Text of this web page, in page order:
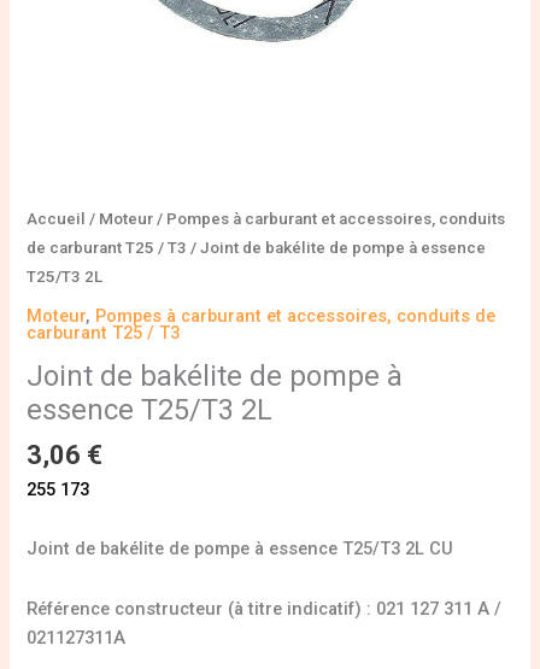
Accueil / Moteur / Pompes à carburant et accessoires, conduits
de carburant T25 / T3 / Joint de bakélite de pompe à essence
T25/T3 2L
Moteur, Pompes à carburant et accessoires, conduits de
carburant T25 / T3
Joint de bakélite de pompe à
essence T25/T3 2L
3,06 €
255 173
Joint de bakélite de pompe à essence T25/T3 2L CU
Référence constructeur (à titre indicatif) : 021 127 311 A /
021127311A